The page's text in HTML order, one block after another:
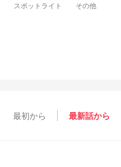
スポットライト その他
最初から 最新話から